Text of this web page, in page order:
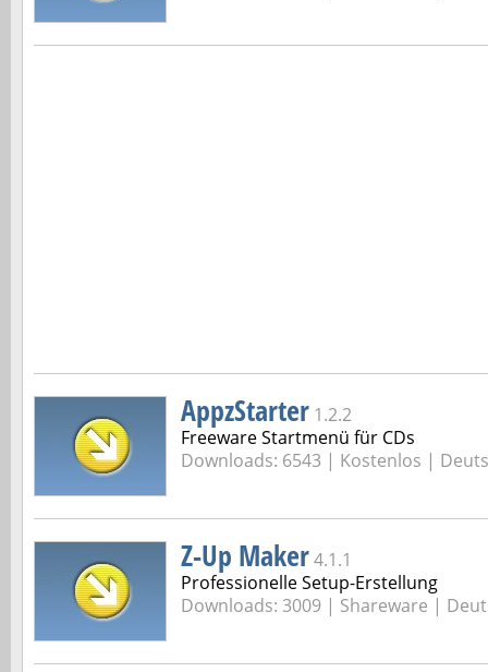
AppzStarter 1.2.2
Freeware Startmenü für CDs
Downloads: 6543 | Kostenlos |
Z-Up Maker4.1.1
Professionelle Setup-Erstellung
Downloads: 3009 | Shareware |